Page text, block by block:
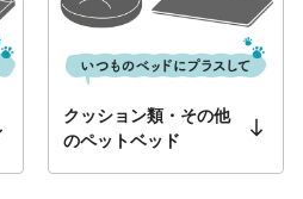
クッション類・その他
のペットベッド